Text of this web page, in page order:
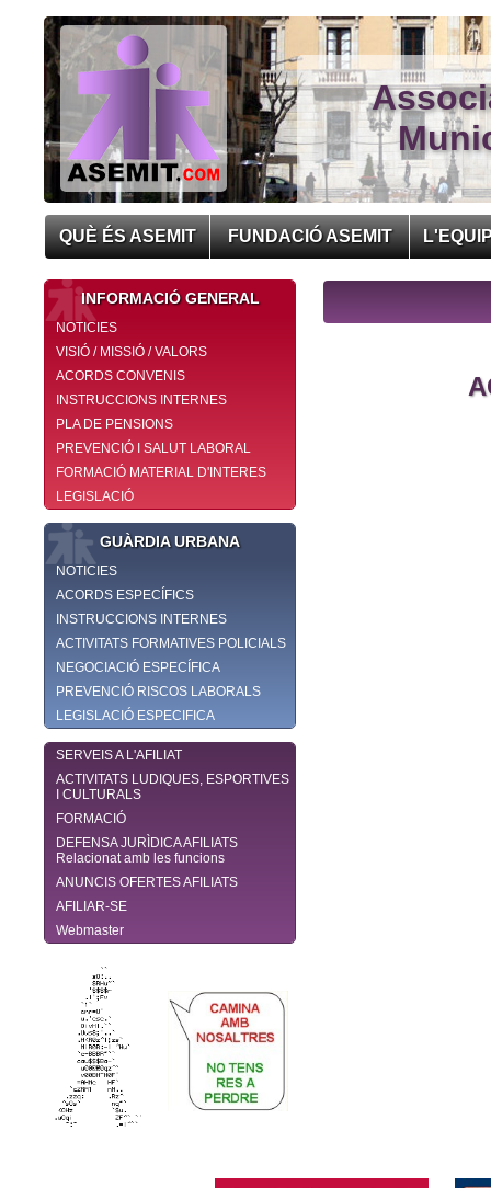
QUÈ ÉS ASEMIT FUNDACIÓ ASEMIT
INFORMACIÓ GENERAL
NOTICIES
VISIÓ / MISSIÓ / VALORS
ACORDS CONVENIS
INSTRUCCIONS INTERNES
PLA DE PENSIONS
PREVENCIÓ I SALUT LABORAL
FORMACIÓ MATERIAL D'INTERES
LEGISLACIÓ
GUÀRDIA URBANA
NOTICIES
ACORDS ESPECÍFICS
INSTRUCCIONS INTERNES
ACTIVITATS FORMATIVES POLICIALS
NEGOCIACIÓ ESPECÍFICA
PREVENCIÓ RISCOS LABORALS
LEGISLACIÓ ESPECIFICA
SERVEIS A L'AFILIAT
ACTIVITATS LUDIQUES, ESPORTIVES
I CULTURALS
FORMACIÓ
DEFENSA JURÌDICA AFILIATS
Relacionat amb les funcions
ANUNCIS OFERTES AFILIATS
AFILIAR-SE
Webmaster